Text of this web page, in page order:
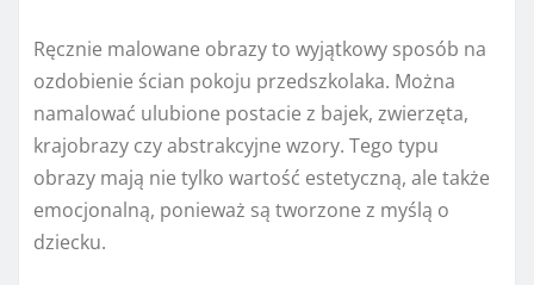
Ręcznie malowane obrazy to wyjątkowy sposób na
ozdobienie ścian pokoju przedszkolaka. Można
namalować ulubione postacie z bajek, zwierzęta,
krajobrazy czy abstrakcyjne wzory. Tego typu
obrazy mają nie tylko wartość estetyczną, ale także
emocjonalną, ponieważ są tworzone z myślą o
dziecku.